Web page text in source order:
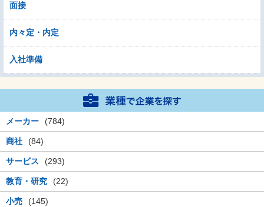
面接
内々定・内定
入社準備
メーカー (784)
商社 (84)
サービス (293)
教育・研究 (22)
小売 (145)